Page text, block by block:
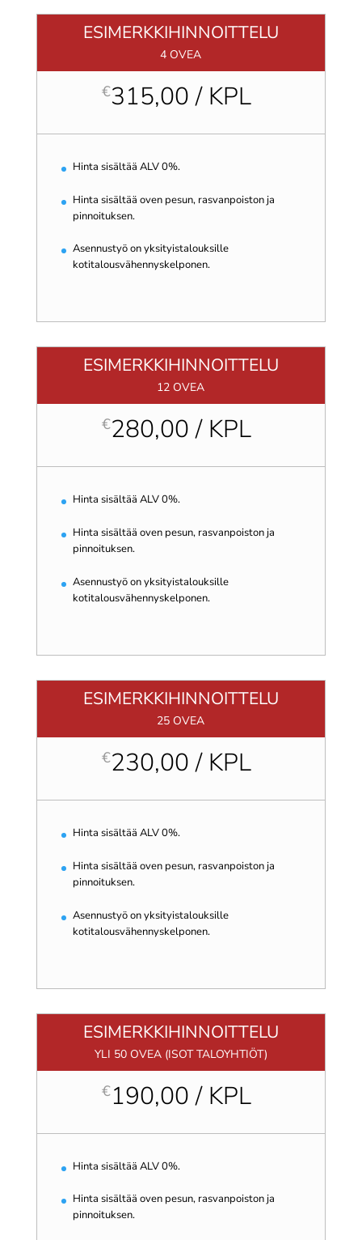
ESIMERKKIHINNOITTELU
4 OVEA
€315,00 / KPL
Hinta sisältää ALV 0%.
Hinta sisältää oven pesun, rasvanpoiston ja
pinnoituksen.
Asennustyö on yksityistalouksille
kotitalousvähennyskelponen.
ESIMERKKIHINNOITTELU
12 OVEA
€280,00 / KPL
Hinta sisältää ALV 0%.
Hinta sisältää oven pesun, rasvanpoiston ja
pinnoituksen.
Asennustyö on yksityistalouksille
kotitalousvähennyskelponen.
ESIMERKKIHINNOITTELU
25 OVEA
€230,00 / KPL
Hinta sisältää ALV 0%.
Hinta sisältää oven pesun, rasvanpoiston ja
pinnoituksen.
Asennustyö on yksityistalouksille
kotitalousvähennyskelponen.
ESIMERKKIHINNOITTELU
YLI 50 OVEA (ISOT TALOYHTIÖT)
€190,00 / KPL
Hinta sisältää ALV 0%.
Hinta sisältää oven pesun, rasvanpoiston ja
pinnoituksen.